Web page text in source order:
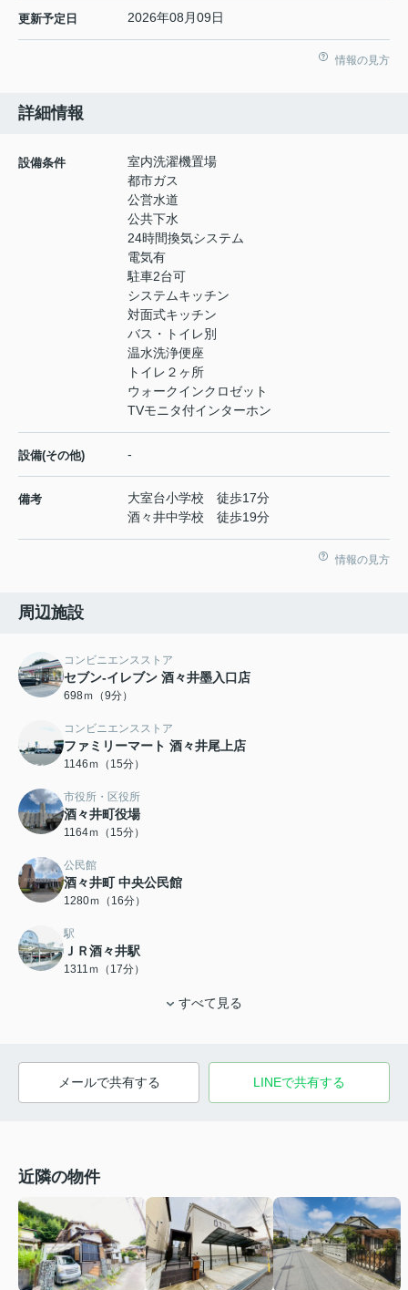
更新予定日 2026年08月09日
情報の見方
詳細情報
設備条件
室内洗濯機置場
都市ガス
公営水道
公共下水
24時間換気システム
電気有
駐車2台可
システムキッチン
対面式キッチン
バス・トイレ別
温水洗浄便座
トイレ２ヶ所
ウォークインクロゼット
TVモニタ付インターホン
設備(その他) -
備考
大室台小学校 徒歩17分
酒々井中学校 徒歩19分
情報の見方
周辺施設
コンビニエンスストア
セブン-イレブン 酒々井墨入口店
698ｍ（9分）
コンビニエンスストア
ファミリーマート 酒々井尾上店
1146ｍ（15分）
市役所・区役所
酒々井町役場
1164ｍ（15分）
公民館
酒々井町 中央公民館
1280ｍ（16分）
駅
ＪＲ酒々井駅
1311ｍ（17分）
すべて見る
メールで共有する LINEで共有する
近隣の物件